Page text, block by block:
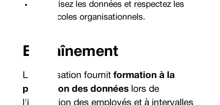
Sécurisez les données et respectez les
protocoles organisationnels.
Entraînement
L'organisation fournitformation à la
protection des données lors de
l'intégration des employés et à intervalles